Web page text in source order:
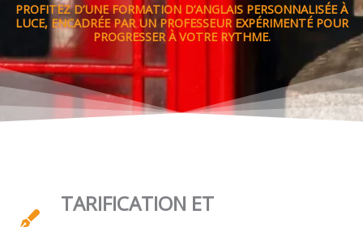
PROFITEZ D’UNE FORMATION D’ANGLAIS PERSONNALISÉE À
LUCE, ENCADRÉE PAR UN PROFESSEUR EXPÉRIMENTÉ POUR
PROGRESSER À VOTRE RYTHME.
TARIFICATION ET